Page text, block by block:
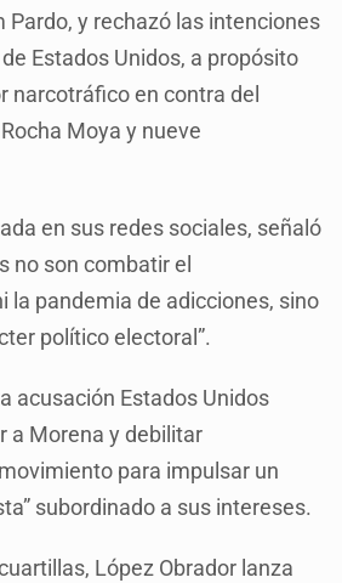
Pardo, y rechazó las intenciones
Estados Unidos, a propósito
narcotráfico en contra del
Moya y nueve
en sus redes sociales, señaló
no son combatir el
la pandemia de adicciones, sino
político electoral”.
acusación Estados Unidos
a Morena y debilitar
para impulsar un
subordinado a sus intereses.
López Obrador lanza